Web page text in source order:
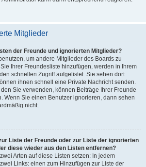
Mitglieder
der Freunde und ignorierten Mitglieder?
um andere Mitglieder des Boards zu
Ihrer Freundesliste hinzufügen, werden in Ihrem
schnellen Zugriff aufgelistet. Sie sehen dort
ihnen schnell eine Private Nachricht senden.
Sie verwenden, können Beiträge Ihrer Freunde
Wenn Sie einen Benutzer ignorieren, dann sehen
nicht.
Liste der Freunde oder zur Liste der ignorierten
diese wieder aus den Listen entfernen?
Arten auf diese Listen setzen: In jedem
Links: einen zum Hinzufügen zur Liste der